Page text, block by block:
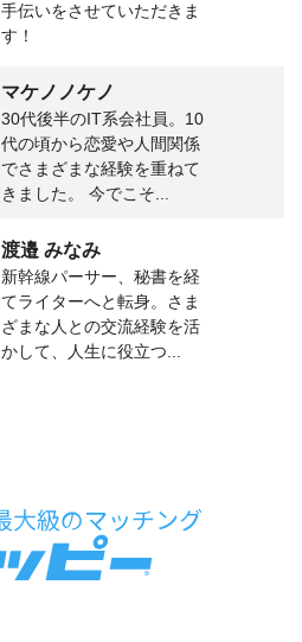
手伝いをさせていただきま
す！
マケノノケノ
30代後半のIT系会社員。10
代の頃から恋愛や人間関係
でさまざまな経験を重ねて
きました。 今でこそ...
渡邉 みなみ
新幹線パーサー、秘書を経
てライターへと転身。さま
ざまな人との交流経験を活
かして、人生に役立つ...